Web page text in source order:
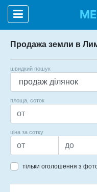
Продажа земли в
швидкий пошук
площа, соток
ціна за сотку
тільки оголошення з